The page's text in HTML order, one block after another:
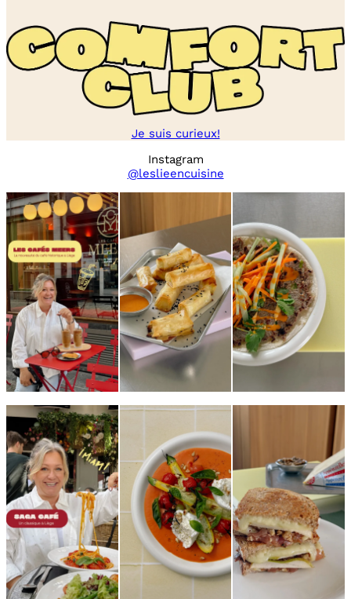
Je suis curieux!
Instagram
@leslieencuisine